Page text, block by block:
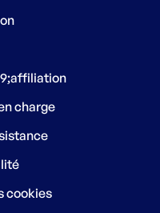
charge
cookies